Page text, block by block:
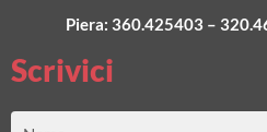
Piera:360.425403 –
Scrivici